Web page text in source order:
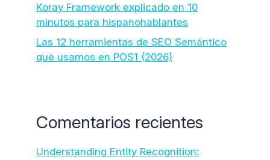
Koray Framework explicado en 10
minutos para hispanohablantes
Las 12 herramientas de SEO Semántico
que usamos en POS1 (2026)
Comentarios recientes
Understanding Entity Recognition: